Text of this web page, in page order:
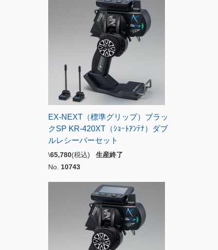
EX-NEXT（標準グリップ）ブラッ
クSP KR-420XT（ｼｮｰﾄｱﾝﾃﾅ）ダブ
ルレシーバーセット
\65,780(税込) 生産終了
No. 10743